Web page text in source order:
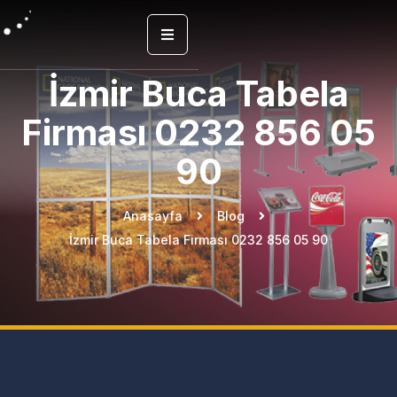
İzmir Buca Tabela
Firması 0232 856 05
90
Anasayfa
Blog
İzmir Buca Tabela Firması 0232 856 05 90